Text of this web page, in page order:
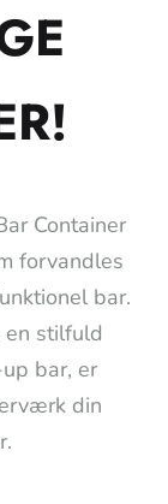
Container
forvandles
bar.
en stilfuld
bar, er
din